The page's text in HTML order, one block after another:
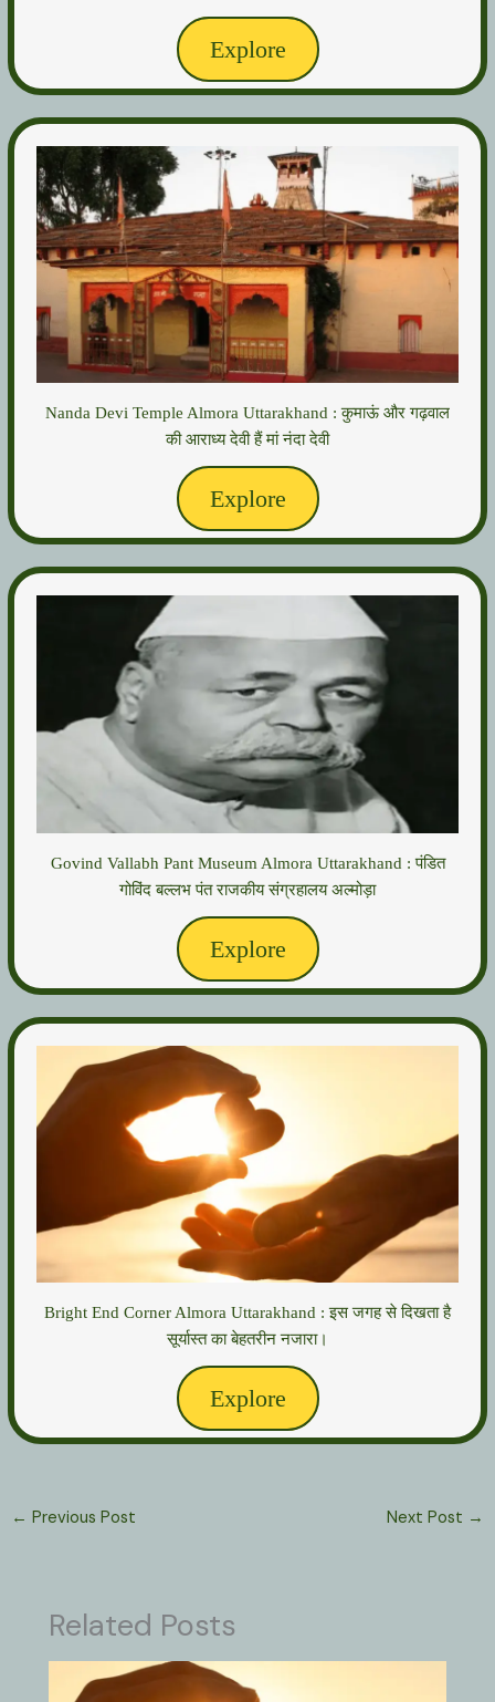
Explore
Nanda Devi Temple Almora Uttarakhand : कुमाऊं और गढ़वाल
की आराध्य देवी हैं मां नंदा देवी
Explore
Govind Vallabh Pant Museum Almora Uttarakhand : पंडित
गोविंद बल्लभ पंत राजकीय संग्रहालय अल्मोड़ा
Explore
Bright End Corner Almora Uttarakhand : इस जगह से दिखता है
सूर्यास्त का बेहतरीन नजारा।
Explore
← Previous Post Next Post →
Related Posts